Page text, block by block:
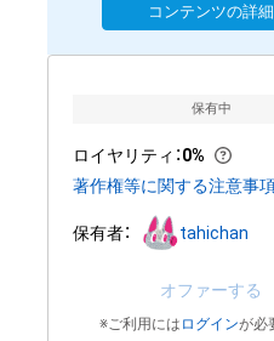
コンテンツの詳細
保有中
ロイヤリティ ：0%
著作権等に関する注意事
保有者： tahichan
オファーする
※ご利用には ログインが必